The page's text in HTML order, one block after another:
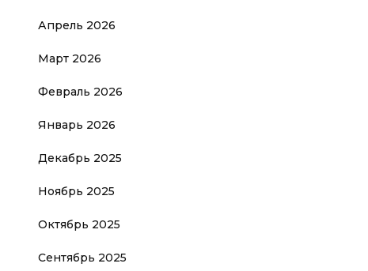
Апрель 2026
Март 2026
Февраль 2026
Январь 2026
Декабрь 2025
Ноябрь 2025
Октябрь 2025
Сентябрь 2025